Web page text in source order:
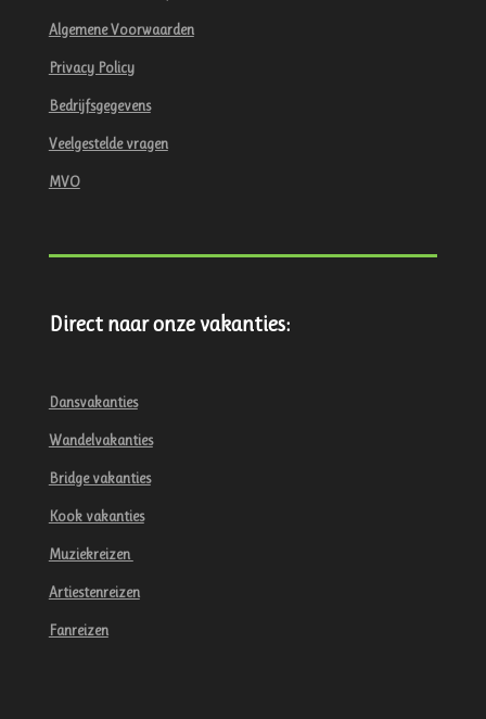
Algemene Voorwaarden
Privacy Policy
Bedrijfsgegevens
Veelgestelde vragen
MVO
Direct naar onze vakanties:
Dansvakanties
Wandelvakanties
Bridge vakanties
Kook vakanties
Muziekreizen
Artiestenreizen
Fanreizen